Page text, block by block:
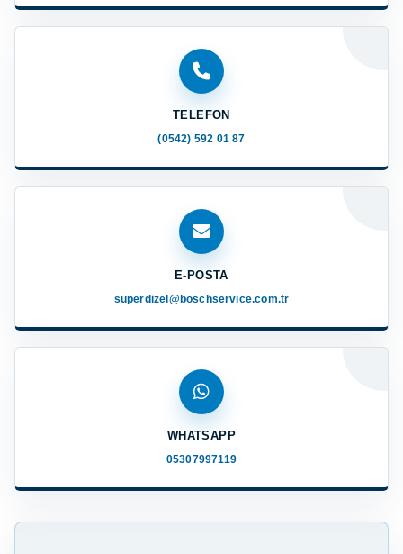
TELEFON
(0542) 592 01 87
E-POSTA
superdizel@boschservice.com.tr
WHATSAPP
05307997119